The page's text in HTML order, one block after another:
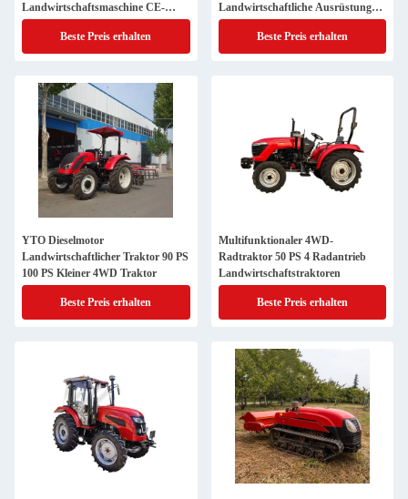
Landwirtschaftsmaschine CE-
zertifiziert
Beste Preis erhalten
Landwirtschaftliche Ausrüstung
Traktor
Beste Preis erhalten
YTO Dieselmotor
Landwirtschaftlicher Traktor 90 PS
100 PS Kleiner 4WD Traktor
Beste Preis erhalten
Multifunktionaler 4WD-
Radtraktor 50 PS 4 Radantrieb
Landwirtschaftstraktoren
Beste Preis erhalten